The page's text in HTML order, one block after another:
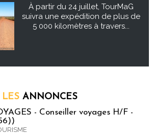
À partir du 24 juillet, TourMaG
suivra une expédition de plus de
5 000 kilomètres à travers...
LES ANNONCES
- Conseiller voyages H/F -